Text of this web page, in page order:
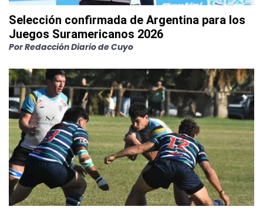
Selección confirmada de Argentina para los
Juegos Suramericanos 2026
PorRedacción Diario de Cuyo